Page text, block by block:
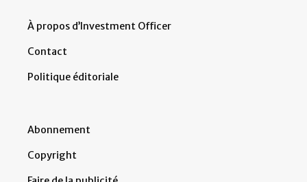
À propos d’Investment Officer
Contact
Politique éditoriale
Abonnement
Copyright